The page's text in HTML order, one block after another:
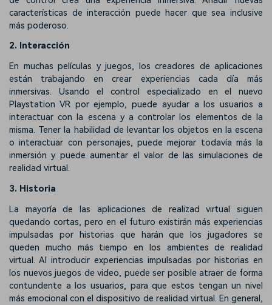
características de interacción puede hacer que sea inclusive
más poderoso.
2. Interacción
En muchas películas y juegos, los creadores de aplicaciones
están trabajando en crear experiencias cada día más
inmersivas. Usando el control especializado en el nuevo
Playstation VR por ejemplo, puede ayudar a los usuarios a
interactuar con la escena y a controlar los elementos de la
misma. Tener la habilidad de levantar los objetos en la escena
o interactuar con personajes, puede mejorar todavía más la
inmersión y puede aumentar el valor de las simulaciones de
realidad virtual.
3. Historia
La mayoría de las aplicaciones de realizad virtual siguen
quedando cortas, pero en el futuro existirán más experiencias
impulsadas por historias que harán que los jugadores se
queden mucho más tiempo en los ambientes de realidad
virtual. Al introducir experiencias impulsadas por historias en
los nuevos juegos de video, puede ser posible atraer de forma
contundente a los usuarios, para que estos tengan un nivel
más emocional con el dispositivo de realidad virtual. En general,